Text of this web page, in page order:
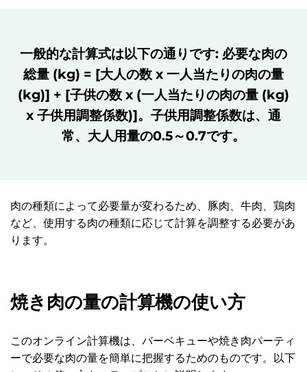
一般的な計算式は以下の通りです: 必要な肉の
総量 (kg) = [大人の数 x 一人当たりの肉の量
(kg)] + [子供の数 x (一人当たりの肉の量 (kg)
x 子供用調整係数)]。子供用調整係数は、通
常、大人用量の0.5～0.7です。
肉の種類によって必要量が変わるため、豚肉、牛肉、鶏肉
など、使用する肉の種類に応じて計算を調整する必要があ
ります。
焼き肉の量の計算機の使い方
このオンライン計算機は、バーベキューや焼き肉パーティ
ーで必要な肉の量を簡単に把握するためのものです。以下